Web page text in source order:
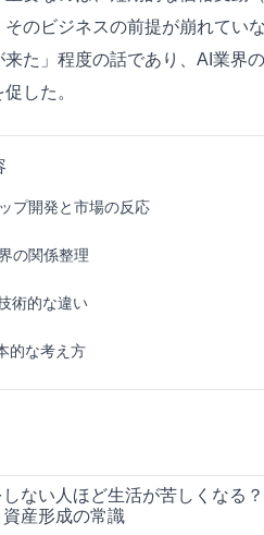
のビジネスの前提が崩れてい
来た」程度の話であり、AI業界
した。
プ開発と市場の反応
の関係整理
術的な違い
的な考え方
ない人ほど生活が苦しくなる
資産形成の常識